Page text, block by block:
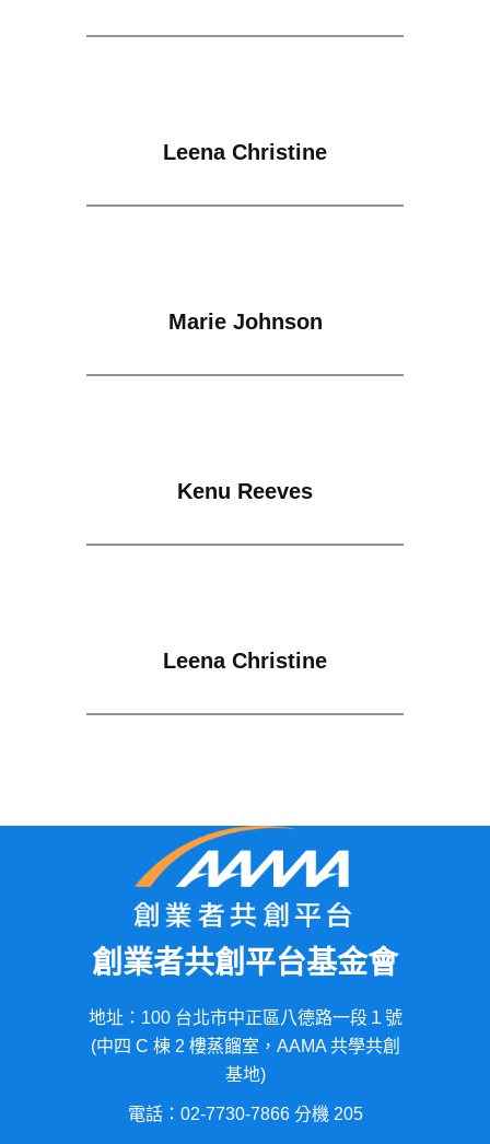
Leena Christine
Marie Johnson
Kenu Reeves
Leena Christine
創業者共創平台基金會
地址：100 台北市中正區八德路一段１號
(中四 C 棟 2 樓蒸餾室，AAMA 共學共創
基地)
電話：02-7730-7866 分機 205